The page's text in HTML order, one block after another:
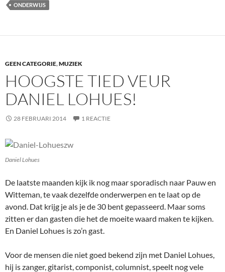
ONDERWIJS
GEEN CATEGORIE,MUZIEK
HOOGSTE TIED VEUR
DANIEL LOHUES!
28 FEBRUARI 2014 1 REACTIE
Daniel Lohues
De laatste maanden kijk ik nog maar sporadisch naar Pauw en
Witteman, te vaak dezelfde onderwerpen en te laat op de
avond. Dat krijg je als je de 30 bent gepasseerd. Maar soms
zitten er dan gasten die het de moeite waard maken te kijken.
En Daniel Lohues is zo’n gast.
Voor de mensen die niet goed bekend zijn met Daniel Lohues,
hij is zanger, gitarist, componist, columnist, speelt nog vele